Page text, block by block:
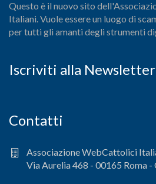
Questo è il nuovo sito
Italiani. Vuole essere un luogo di
per tutti gli amanti degli strumenti
Iscriviti alla Newsletter
Contatti
Associazione WebCattolici
Via Aurelia 468 - 00165 Roma -